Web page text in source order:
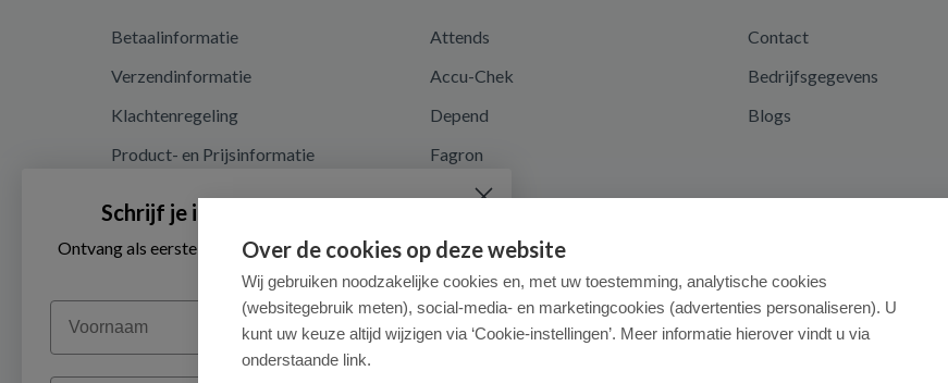
Betaalinformatie
Verzendinformatie
Klachtenregeling
Product- en Prijsinformatie
Recalls en terugroepacties
Algemene voorwaarden
Privacy en cookieverklaring
Attends
Accu-Chek
Depend
Fagron
Nutricia
Contact
Bedrijfsgegevens
Blogs
Over de cookies op deze website
Wij gebruiken noodzakelijke cookies en, met uw toestemming, analytische cookies
(websitegebruik meten), social-media- en marketingcookies (advertenties personaliseren). U
kunt uw keuze altijd wijzigen via ‘Cookie-instellingen’. Meer informatie hierover vindt u via
onderstaande link.
Schrijf je in voor onze nieuwsbrief
Ontvang als eerste de beste aanbiedingen en persoonlijk
Voornaam